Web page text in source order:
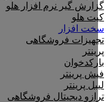
گزارش گیر نرم افزار هلو
کیت هلو
سخت افزار
تجهیزات فروشگاهی
پرینتر
بارکدخوان
فیش پرینتر
لیبل پرینتر
ترازو دیجیتال فروشگاهی